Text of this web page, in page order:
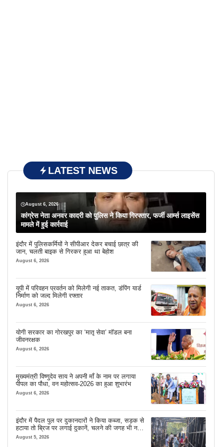
LATEST NEWS
August 6, 2026
कांग्रेस नेता अनवर कादरी को पुलिस ने किया गिरफ्तार, फर्जी आर्म्स लाइसेंस
मामले में हुई कार्रवाई
इंदौर में पुलिसकर्मियों ने सीपीआर देकर बचाई छात्र की
जान, चलती बाइक से गिरकर हुआ था बेहोश
August 6, 2026
यूपी में परिवहन प्रवर्तन को मिलेगी नई ताकत, डंपिंग यार्ड
निर्माण को जल्द मिलेगी रफ्तार
August 6, 2026
योगी सरकार का गोरखपुर का ‘मातृ सेवा’ मॉडल बना
जीवनरक्षक
August 6, 2026
मुख्यमंत्री विष्णुदेव साय ने अपनी माँ के नाम पर लगाया
पीपल का पौधा, वन महोत्सव-2026 का हुआ शुभारंभ
August 6, 2026
इंदौर में पैदल पुल पर दुकानदारों ने किया कब्जा, सड़क से
हटाया तो ब्रिज पर लगाई दुकानें, चलने की जगह भी नहीं
मिल रही
August 5, 2026